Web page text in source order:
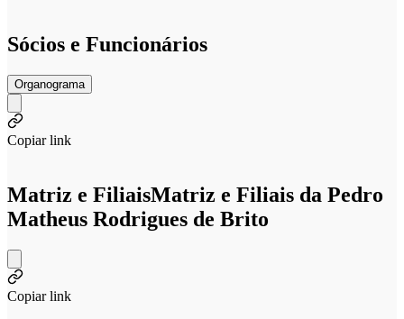
Sócios e Funcionários
Organograma
Copiar link
Matriz e FiliaisMatriz e Filiais da Pedro
Matheus Rodrigues de Brito
Copiar link